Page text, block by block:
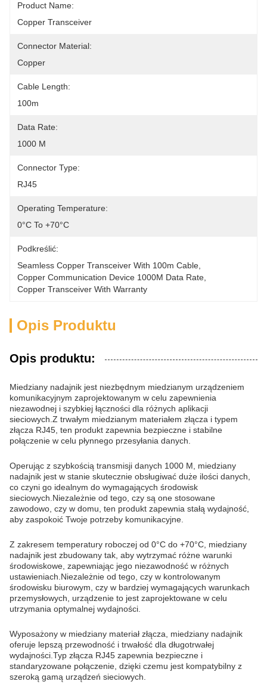
Product Name:
Copper Transceiver
Connector Material:
Copper
Cable Length:
100m
Data Rate:
1000 M
Connector Type:
RJ45
Operating Temperature:
0°C To +70°C
Podkreślić:
Seamless Copper Transceiver With 100m Cable
Copper Communication Device 1000M Data Rate
Copper Transceiver With Warranty
Opis Produktu
Opis produktu:
Miedziany nadajnik jest niezbędnym miedzianym urządzeniem
komunikacyjnym zaprojektowanym w celu zapewnienia
niezawodnej i szybkiej łączności dla różnych aplikacji
sieciowych.Z trwałym miedzianym materiałem złącza i typem
złącza RJ45, ten produkt zapewnia bezpieczne i stabilne
połączenie w celu płynnego przesyłania danych.
Operując z szybkością transmisji danych 1000 M, miedziany
nadajnik jest w stanie skutecznie obsługiwać duże ilości danych,
co czyni go idealnym do wymagających środowisk
sieciowych.Niezależnie od tego, czy są one stosowane
zawodowo, czy w domu, ten produkt zapewnia stałą wydajność,
aby zaspokoić Twoje potrzeby komunikacyjne.
Z zakresem temperatury roboczej od 0°C do +70°C, miedziany
nadajnik jest zbudowany tak, aby wytrzymać różne warunki
środowiskowe, zapewniając jego niezawodność w różnych
ustawieniach.Niezależnie od tego, czy w kontrolowanym
środowisku biurowym, czy w bardziej wymagających warunkach
przemysłowych, urządzenie to jest zaprojektowane w celu
utrzymania optymalnej wydajności.
Wyposażony w miedziany materiał złącza, miedziany nadajnik
oferuje lepszą przewodność i trwałość dla długotrwałej
wydajności.Typ złącza RJ45 zapewnia bezpieczne i
standaryzowane połączenie, dzięki czemu jest kompatybilny z
szeroką gamą urządzeń sieciowych.